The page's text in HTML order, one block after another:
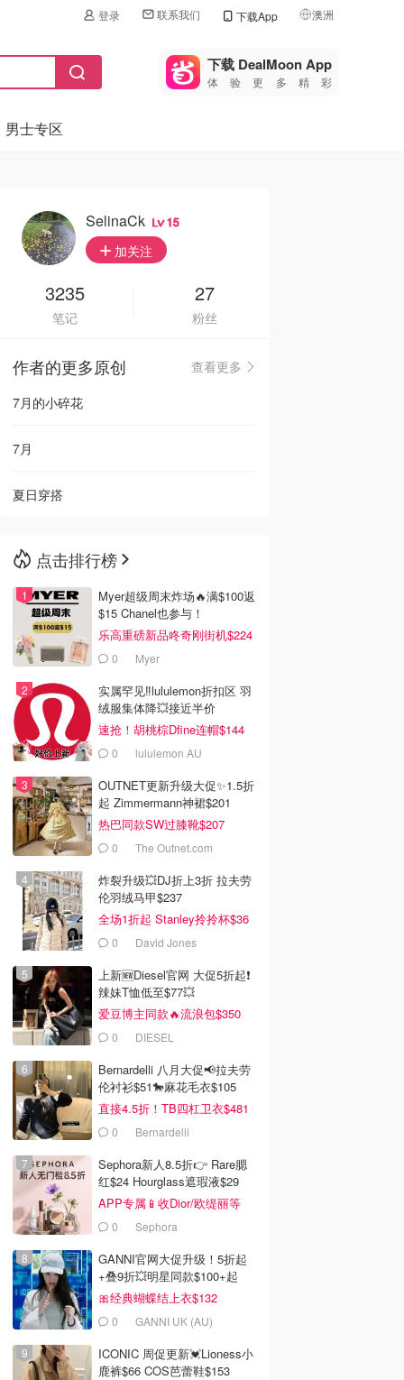
登录 联系我们 下载App 澳洲
🇺🇸
🇨🇳 中国
🇦🇺
🇳🇿新西兰
下载 DealMoon App
体验更多精彩
男士专区
豆糕蔓越莓味
去购买
$17.66
三只松鼠乳酸菌小伴侣
面包520g/箱
Knowtobuy
去购买
SelinaCk 15
加关注
3235
笔记
27
粉丝
作者的更多原创
查看更多
7月的小碎花
7月
夏日穿搭
点击排行榜
Myer超级周末炸场🔥满$100返
$15 Chanel也参与！
乐高重磅新品咚奇刚街机$224
0 Myer
实属罕见‼️lululemon折扣区 羽
绒服集体降💥接近半价
速抢！胡桃棕Dfine连帽$144
0 lululemon AU
OUTNET更新升级大促✨1.5折
起 Zimmermann神裙$201
热巴同款SW过膝靴$207
0 The Outnet.com
炸裂升级💥DJ折上3折 拉夫劳
伦羽绒马甲$237
全场1折起 Stanley拎拎杯$36
0 David Jones
上新🆕Diesel官网 大促5折起❗️
辣妹T恤低至$77💥
爱豆博主同款🔥流浪包$350
0 DIESEL
Bernardelli 八月大促📢拉夫劳
伦衬衫$51🐎麻花毛衣$105
直接4.5折！TB四杠卫衣$481
0 Bernardelli
Sephora新人8.5折👉 Rare腮
红$24 Hourglass遮瑕液$29
APP专属📱收Dior/欧缇丽等
0 Sephora
GANNI官网大促升级！5折起
+叠9折💥明星同款$100+起
🎀经典蝴蝶结上衣$132
0 GANNI UK (AU)
ICONIC 周促更新💓Lioness小
鹿裤$66 COS芭蕾鞋$153